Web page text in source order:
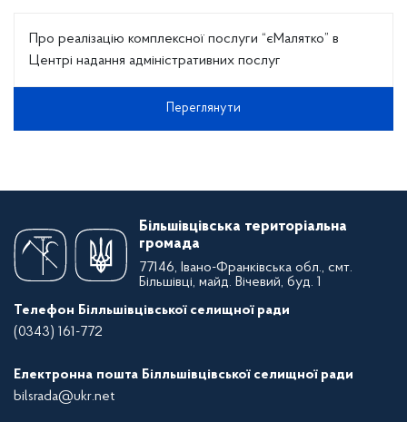
Про реалізацію комплексної послуги “єМалятко” в
Центрі надання адміністративних послуг
Переглянути
Більшівцівська територіальна
громада
77146, Івано-Франківська обл., смт.
Більшівці, майд. Вічевий, буд. 1
Телефон Білльшівцівської селищної ради
(0343) 161-772
Електронна пошта Білльшівцівської селищної ради
bilsrada@ukr.net